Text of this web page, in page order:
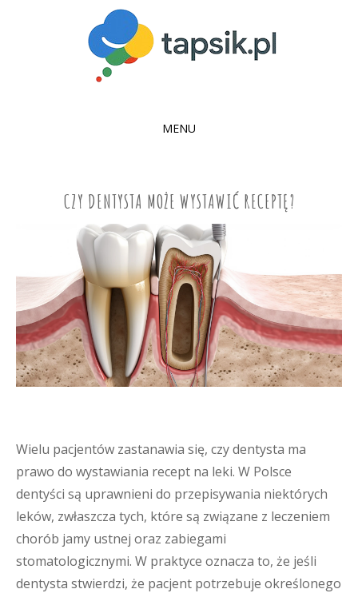
MENU
CONTENTCZY DENTYSTA MOŻE WYSTAWIĆ RECEPTĘ?
Wielu pacjentów zastanawia się, czy dentysta ma
prawo do wystawiania recept na leki. W Polsce
dentyści są uprawnieni do przepisywania niektórych
leków, zwłaszcza tych, które są związane z leczeniem
chorób jamy ustnej oraz zabiegami
stomatologicznymi. W praktyce oznacza to, że jeśli
dentysta stwierdzi, że pacjent potrzebuje określonego